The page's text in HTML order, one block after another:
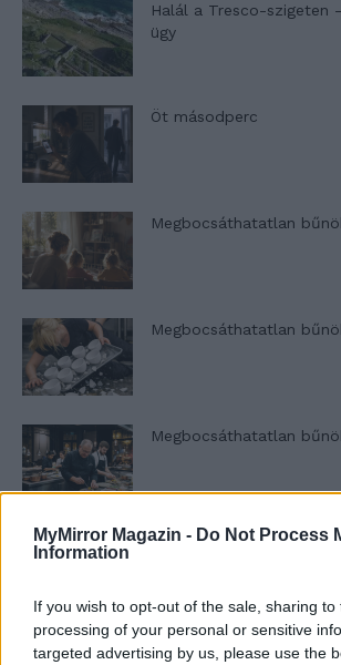
MyMirror Magazin - Do Not Process
Information
If you wish to opt-out of the sale, sharing
processing of your personal or sensitive
targeted advertising by us, please use the
Halál a Tresco-szigeten
ügy
Öt másodperc
Megbocsáthatatlan
Megbocsáthatatlan
Megbocsáthatatlan
Szent Genovéva, a túlélő
Minka 12. rész